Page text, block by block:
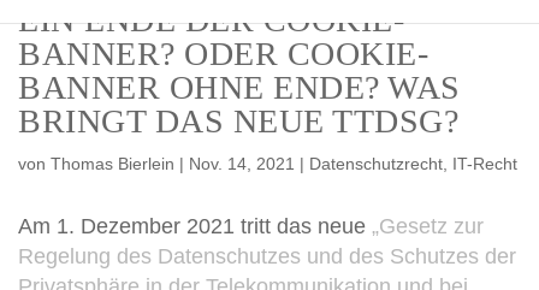
EIN ENDE DER COOKIE-
BANNER? ODER COOKIE-
BANNER OHNE ENDE? WAS
BRINGT DAS NEUE TTDSG?
von Thomas Bierlein | Nov. 14, 2021 | Datenschutzrecht IT-Recht
Am 1. Dezember 2021 tritt das neue „Gesetz zur
Regelung des Datenschutzes und des Schutzes der